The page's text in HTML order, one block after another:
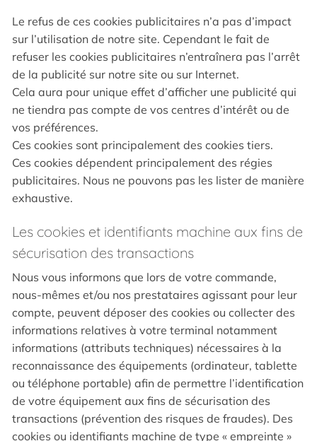
Le refus de ces cookies publicitaires n’a pas d’impact
sur l’utilisation de notre site. Cependant le fait de
refuser les cookies publicitaires n’entraînera pas l’arrêt
de la publicité sur notre site ou sur Internet.
Cela aura pour unique effet d’afficher une publicité qui
ne tiendra pas compte de vos centres d’intérêt ou de
vos préférences.
Ces cookies sont principalement des cookies tiers.
Ces cookies dépendent principalement des régies
publicitaires. Nous ne pouvons pas les lister de manière
exhaustive.
Les cookies et identifiants machine aux fins de
sécurisation des transactions
Nous vous informons que lors de votre commande,
nous-mêmes et/ou nos prestataires agissant pour leur
compte, peuvent déposer des cookies ou collecter des
informations relatives à votre terminal notamment
informations (attributs techniques) nécessaires à la
reconnaissance des équipements (ordinateur, tablette
ou téléphone portable) afin de permettre l’identification
de votre équipement aux fins de sécurisation des
transactions (prévention des risques de fraudes). Des
cookies ou identifiants machine de type « empreinte »